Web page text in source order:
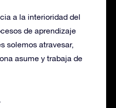
a la interioridad del
de aprendizaje
solemos atravesar,
asume y trabaja de